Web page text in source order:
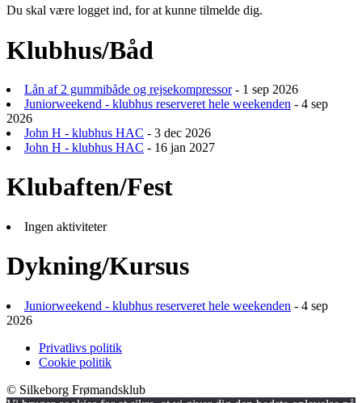
Du skal være logget ind, for at kunne tilmelde dig.
Klubhus/Båd
Lån af 2 gummibåde og rejsekompressor- 1 sep 2026
Juniorweekend - klubhus reserveret hele weekenden - 4 sep
2026
John H - klubhus HAC - 3 dec 2026
John H - klubhus HAC - 16 jan 2027
Klubaften/Fest
Ingen aktiviteter
Dykning/Kursus
Juniorweekend - klubhus reserveret hele weekenden - 4 sep
2026
Privatlivs politik
Cookie politik
© Silkeborg Frømandsklub